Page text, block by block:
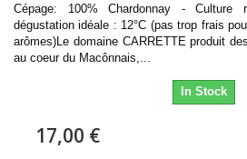
Cépage: 100% Chardonnay - Culture
dégustation idéale : 12°C (pas trop frais
arômes)Le domaine CARRETTE produit
au coeur du Macônnais,...
In Stock
17,00 €